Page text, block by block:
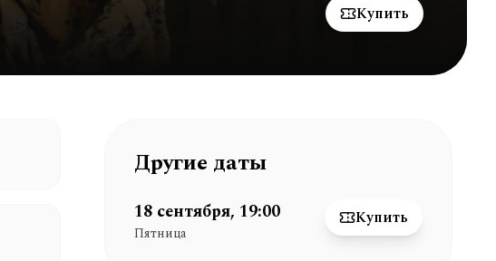
Купить
Другие даты
18 сентября, 19:00
Пятница
Купить